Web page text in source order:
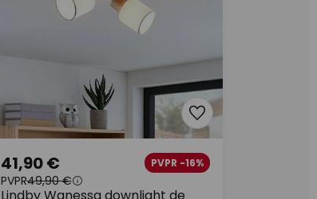
Lindby Wanessa downlight de
41,90 € PVPR -16%
PVPR49,90 €